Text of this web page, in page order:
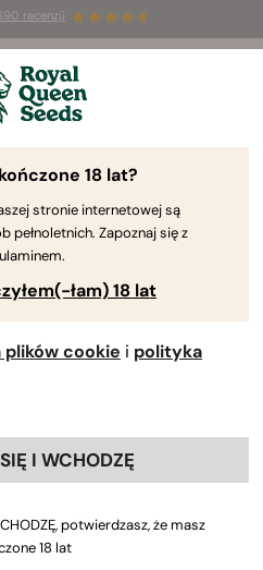
recenzji
: do 50% zniżki
⏤
18 lat?
stronie internetowej są
pełnoletnich. Zapoznaj się z
łam) 18 lat
cookie i polityka
I WCHODZĘ
potwierdzasz, że masz
18 lat